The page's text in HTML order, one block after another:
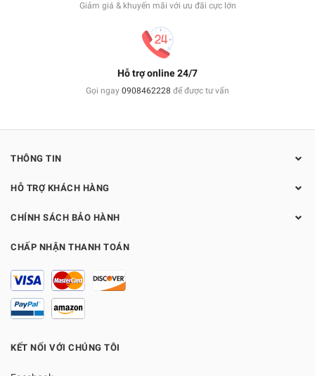
Giảm giá & khuyến mãi với ưu đãi cực lớn
Hỗ trợ online 24/7
Gọi ngay 0908462228 để được tư vấn
THÔNG TIN
HỖ TRỢ KHÁCH HÀNG
CHÍNH SÁCH BẢO HÀNH
CHẤP NHẬN THANH TOÁN
KẾT NỐI VỚI CHÚNG TÔI